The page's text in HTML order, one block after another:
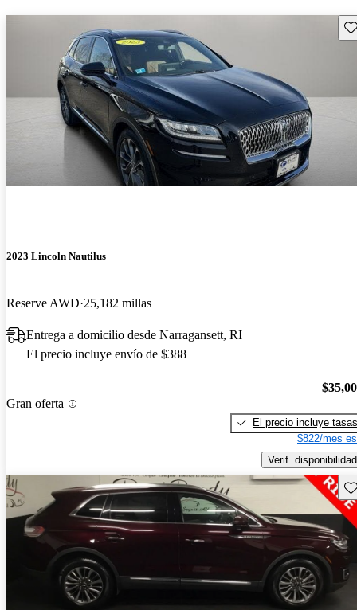
2023 Lincoln Nautilus
Reserve AWD 25,182 millas
Entrega a domicilio desde Narragansett, RI
El precio incluye envío de $388
Gran oferta
El precio incluye tasas
$822/mes
Verif. disponibilidad